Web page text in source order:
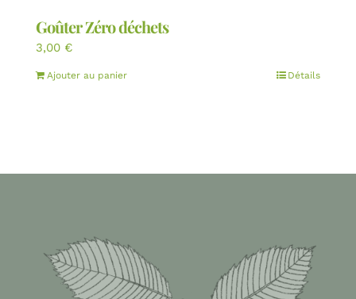
Goûter Zéro déchets
3,00 €
Ajouter au panier Détails